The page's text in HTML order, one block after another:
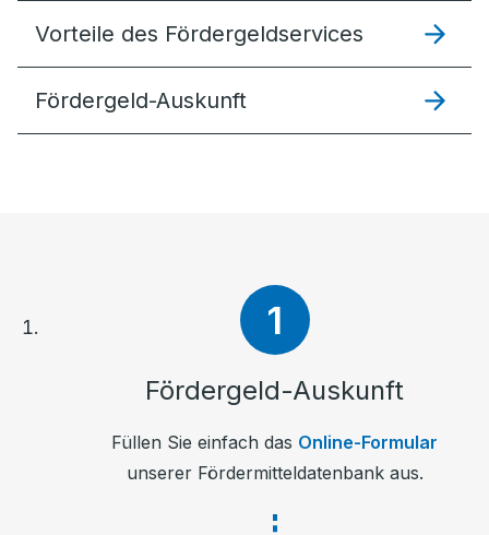
Vorteile des Fördergeldservices
Fördergeld-Auskunft
Fördergeld-Auskunft
Füllen Sie einfach das Online-Formular
unserer Fördermitteldatenbank aus.